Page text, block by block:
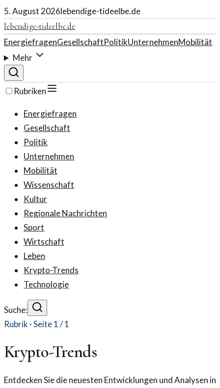
5. August 2026lebendige-tideelbe.de
lebendige-tideelbe.de
EnergiefragenGesellschaftPolitikUnternehmenMobilität
Mehr
Rubriken
Energiefragen
Gesellschaft
Politik
Unternehmen
Mobilität
Wissenschaft
Kultur
Regionale Nachrichten
Sport
Wirtschaft
Leben
Krypto-Trends
Technologie
Suche:
Rubrik · Seite1/1
Krypto-Trends
Entdecken Sie die neuesten Entwicklungen und Analysen in